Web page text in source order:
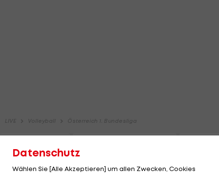
Datenschutz
Wählen Sie [Alle Akzeptieren] um allen Zwecken, Cookies